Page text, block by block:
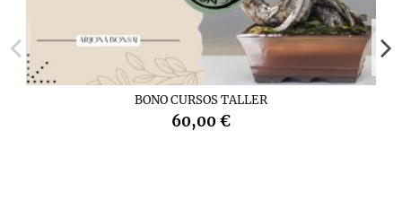
BONO CURSOS TALLER
60,00 €